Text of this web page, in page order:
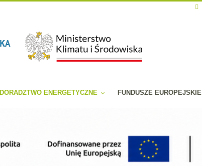
DORADZTWO ENERGETYCZNE FUNDUSZE EUROPEJSKIE